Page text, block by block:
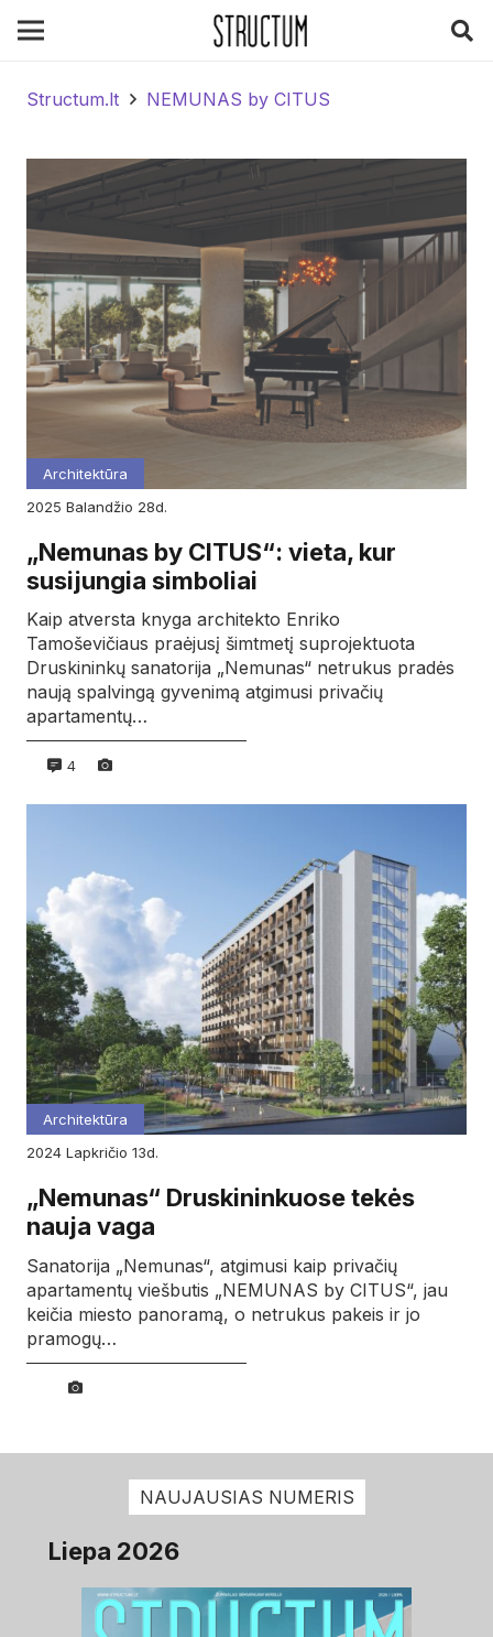
Structum.lt NEMUNAS by CITUS
Architektūra
2025
balandžio 28d.
„Nemunas by CITUS“: vieta, kur
susijungia simboliai
Kaip atversta knyga architekto Enriko
Tamoševičiaus praėjusį šimtmetį suprojektuota
Druskininkų sanatorija „Nemunas“ netrukus pradės
naują spalvingą gyvenimą atgimusi privačių
apartamentų…
4
Architektūra
2024
lapkričio 13d.
„Nemunas“ Druskininkuose tekės
nauja vaga
Sanatorija „Nemunas“, atgimusi kaip privačių
apartamentų viešbutis „NEMUNAS by CITUS“, jau
keičia miesto panoramą, o netrukus pakeis ir jo
pramogų…
NAUJAUSIAS NUMERIS
Liepa 2026